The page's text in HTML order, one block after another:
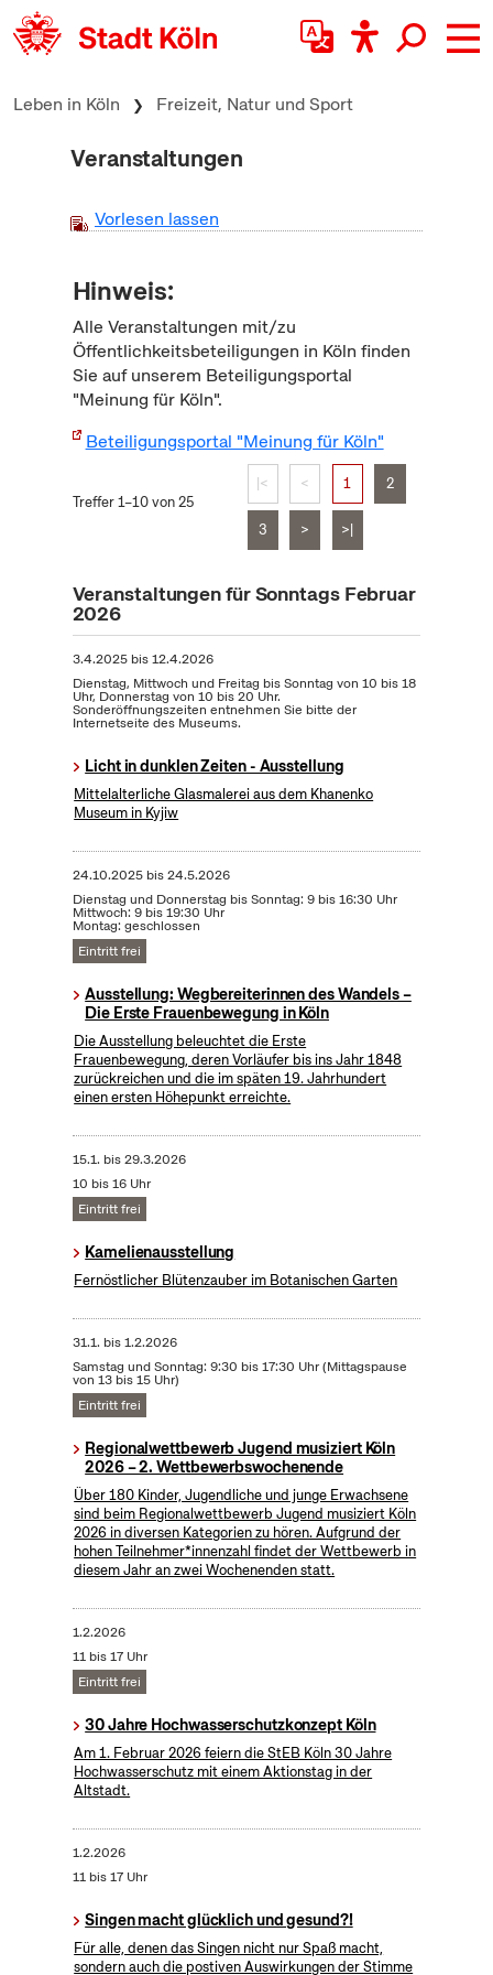
zum Inhalt springen
Leben in Köln Freizeit, Natur und Sport
Veranstaltungen
Vorlesen lassen
Hinweis:
Alle Veranstaltungen mit/zu
Öffentlichkeitsbeteiligungen in Köln finden
Sie auf unserem Beteiligungsportal
"Meinung für Köln".
Beteiligungsportal "Meinung für Köln"
Treffer 1–10 von 25
|< < 1 2
3 > >|
Veranstaltungen für Sonntags Februar
2026
3.4.2025bis12.4.2026
Dienstag, Mittwoch und Freitag bis Sonntag von 10 bis 18
Uhr, Donnerstag von 10 bis 20 Uhr.
Sonderöffnungszeiten entnehmen Sie bitte der
Internetseite des Museums.
Licht in dunklen Zeiten - Ausstellung
Mittelalterliche Glasmalerei aus dem Khanenko
Museum in Kyjiw
24.10.2025bis24.5.2026
Dienstag und Donnerstag bis Sonntag: 9 bis 16:30 Uhr
Mittwoch: 9 bis 19:30 Uhr
Montag: geschlossen
Eintritt frei
Ausstellung: Wegbereiterinnen des Wandels –
Die Erste Frauenbewegung in Köln
Die Ausstellung beleuchtet die Erste
Frauenbewegung, deren Vorläufer bis ins Jahr 1848
zurückreichen und die im späten 19. Jahrhundert
einen ersten Höhepunkt erreichte.
15.1. bis29.3.2026
10 bis 16 Uhr
Eintritt frei
Kamelienausstellung
Fernöstlicher Blütenzauber im Botanischen Garten
31.1. bis1.2.2026
Samstag und Sonntag: 9:30 bis 17:30 Uhr (Mittagspause
von 13 bis 15 Uhr)
Eintritt frei
Regionalwettbewerb Jugend musiziert Köln
2026 – 2. Wettbewerbswochenende
Über 180 Kinder, Jugendliche und junge Erwachsene
sind beim Regionalwettbewerb Jugend musiziert Köln
2026 in diversen Kategorien zu hören. Aufgrund der
hohen Teilnehmer*innenzahl findet der Wettbewerb in
diesem Jahr an zwei Wochenenden statt.
1.2.2026
11 bis 17 Uhr
Eintritt frei
30 Jahre Hochwasserschutzkonzept Köln
Am 1. Februar 2026 feiern die StEB Köln 30 Jahre
Hochwasserschutz mit einem Aktionstag in der
Altstadt.
1.2.2026
11 bis 17 Uhr
Singen macht glücklich und gesund?!
Für alle, denen das Singen nicht nur Spaß macht,
sondern auch die postiven Auswirkungen der Stimme